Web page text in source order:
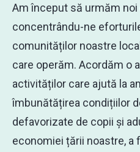
Am început să urmăm noi
concentrându-ne
comunităților noastre
care operăm. Acordăm o
activităților care ajută la
îmbunătățirea condițiilor
defavorizate de copii și
economiei țării noastre, a